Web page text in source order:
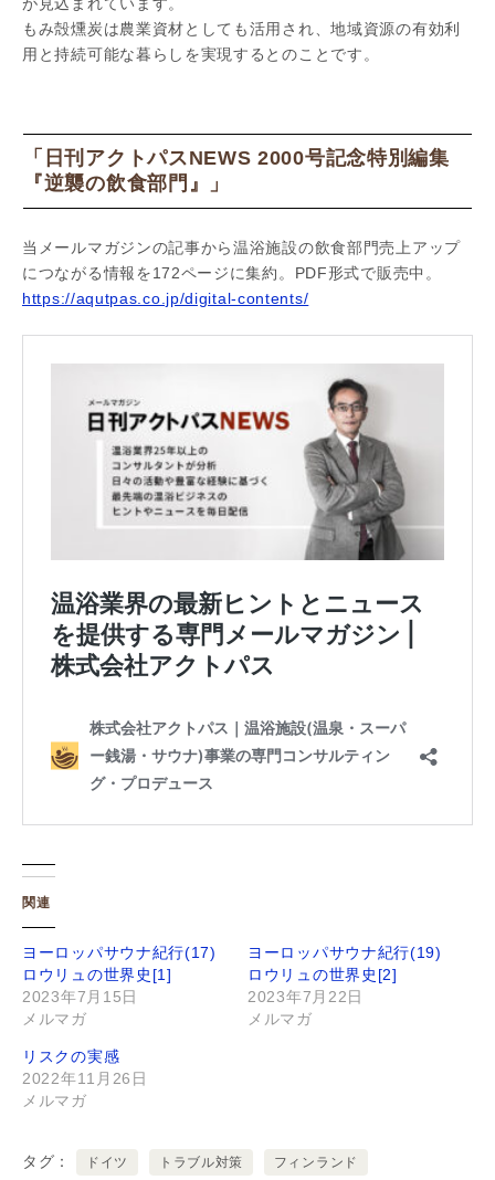
もみ殻燻炭は農業資材としても活用され、地域資源の有効利
用と持続可能な暮らしを実現するとのことです。
「日刊アクトパスNEWS 2000号記念特別編集
『逆襲の飲食部門』」
当メールマガジンの記事から温浴施設の飲食部門売上アップ
につながる情報を172ページに集約。PDF形式で販売中。
https://aqutpas.co.jp/digital-contents/
関連
ヨーロッパサウナ紀行(17)
ロウリュの世界史[1]
2023年7月15日
メルマガ
ヨーロッパサウナ紀行(19)
ロウリュの世界史[2]
2023年7月22日
メルマガ
リスクの実感
2022年11月26日
メルマガ
タグ ドイツ トラブル対策 フィンランド